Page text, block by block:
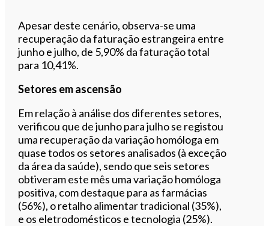
Apesar deste cenário, observa-se uma
recuperação da faturação estrangeira entre
junho e julho, de 5,90% da faturação total
para 10,41%.
Setores em ascensão
Em relação à análise dos diferentes setores,
verificou que de junho para julho se registou
uma recuperação da variação homóloga em
quase todos os setores analisados (à exceção
da área da saúde), sendo que seis setores
obtiveram este mês uma variação homóloga
positiva, com destaque para as farmácias
(56%), o retalho alimentar tradicional (35%),
e os eletrodomésticos e tecnologia (25%).